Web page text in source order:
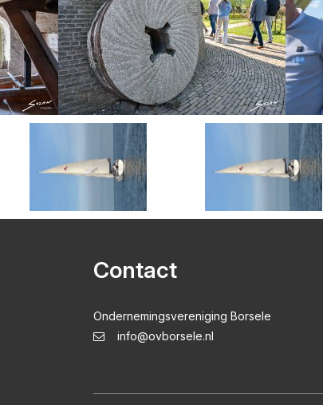
Contact
Ondernemingsvereniging Borsele
info@ovborsele.nl